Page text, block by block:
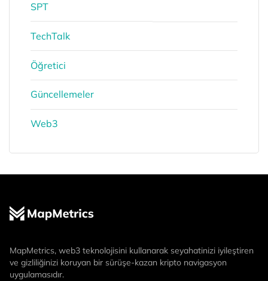
SPT
TechTalk
Öğretici
Güncellemeler
Web3
MapMetrics, web3 teknolojisini kullanarak seyahatinizi iyileştiren
ve gizliliğinizi koruyan bir sürüşe-kazan kripto navigasyon
uygulamasıdır.